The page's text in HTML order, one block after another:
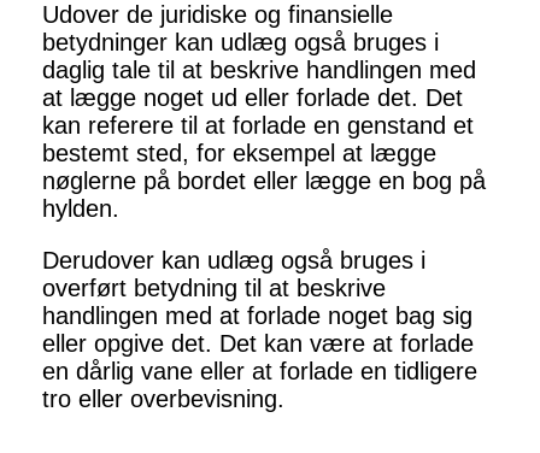
Udover de juridiske og finansielle
betydninger kan udlæg også bruges i
daglig tale til at beskrive handlingen med
at lægge noget ud eller forlade det. Det
kan referere til at forlade en genstand et
bestemt sted, for eksempel at lægge
nøglerne på bordet eller lægge en bog på
hylden.
Derudover kan udlæg også bruges i
overført betydning til at beskrive
handlingen med at forlade noget bag sig
eller opgive det. Det kan være at forlade
en dårlig vane eller at forlade en tidligere
tro eller overbevisning.